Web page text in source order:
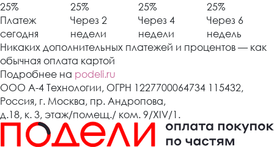
25%
Платеж
сегодня
25%
Через 2
недели
25%
Через 4
недели
25%
Через 6
недель
Никаких дополнительных платежей и процентов — как
обычная оплата картой
Подробнее на podeli.ru
ООО А-4 Технологии, ОГРН 1227700064734 115432,
Россия, г. Москва, пр. Андропова,
д.18, к. 3, этаж/помещ./ ком. 9/XIV/1.